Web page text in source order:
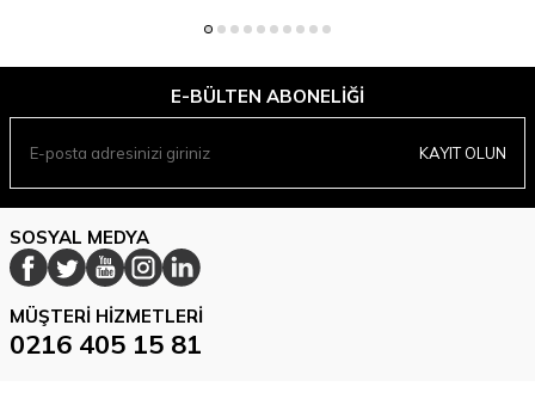
E-BÜLTEN ABONELIĞI
KAYIT OLUN
SOSYAL MEDYA
MÜŞTERI HIZMETLERI
0216 405 15 81